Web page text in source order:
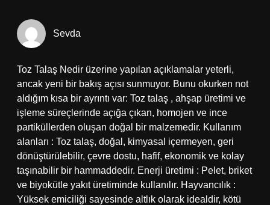
Sevda
Toz Talaş Nedir üzerine yapılan açıklamalar yeterli,
ancak yeni bir bakış açısı sunmuyor. Bunu okurken not
aldığım kısa bir ayrıntı var: Toz talaş , ahşap üretimi ve
işleme süreçlerinde açığa çıkan, homojen ve ince
partiküllerden oluşan doğal bir malzemedir. Kullanım
alanları : Toz talaş, doğal, kimyasal içermeyen, geri
dönüştürülebilir, çevre dostu, hafif, ekonomik ve kolay
taşınabilir bir hammaddedir. Enerji üretimi : Pelet, briket
ve biyokütle yakıt üretiminde kullanılır. Hayvancılık :
Yüksek emiciliği sayesinde altlık olarak idealdir, kötü